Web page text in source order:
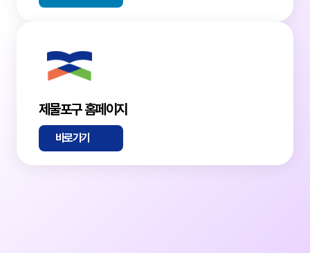
제물포구 홈페이지
바로가기